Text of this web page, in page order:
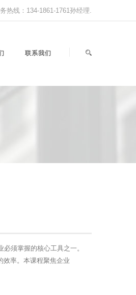
热线：134-1861-1761孙经理.
联系我们
须掌握的核心工具之一。
效率。本课程聚焦企业